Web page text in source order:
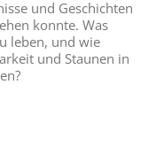
und Geschichten
konnte. Was
leben, und wie
und Staunen in